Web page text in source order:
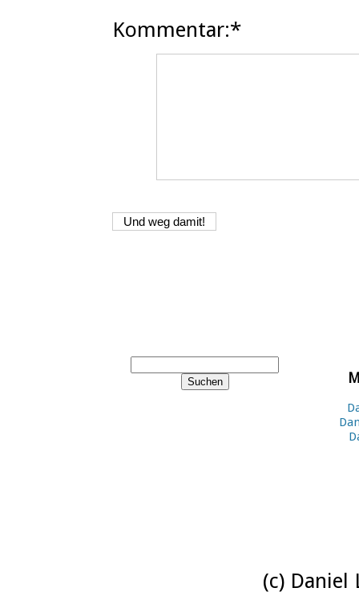
Kommentar:*
(c) Daniel